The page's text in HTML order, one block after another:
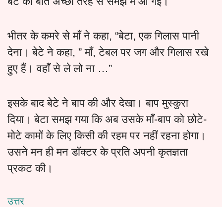
भीतर के कमरे से माँ ने कहा, “बेटा, एक गिलास पानी
देना। बेटे ने कहा, ” माँ, टेबल पर जग और गिलास रखे
हुए हैं। वहाँ से ले लो ना …”
इसके बाद बेटे ने बाप की और देखा। बाप मुस्कुरा
दिया। बेटा समझ गया कि अब उसके माँ-बाप को छोटे-
मोटे कामों के लिए किसी की रहम पर नहीं रहना होगा।
उसने मन ही मन डॉक्टर के प्रति अपनी कृतज्ञता
प्रकट की।
उत्तर